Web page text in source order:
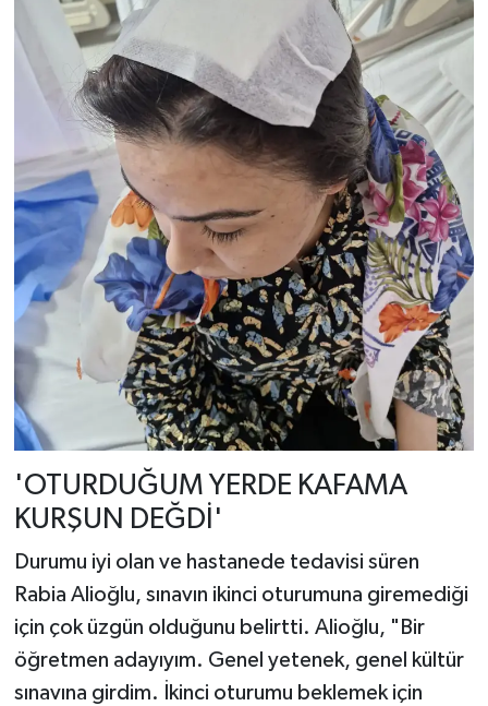
'OTURDUĞUM YERDE KAFAMA
KURŞUN DEĞDİ'
Durumu iyi olan ve hastanede tedavisi süren
Rabia Alioğlu, sınavın ikinci oturumuna giremediği
için çok üzgün olduğunu belirtti. Alioğlu, "Bir
öğretmen adayıyım. Genel yetenek, genel kültür
sınavına girdim. İkinci oturumu beklemek için